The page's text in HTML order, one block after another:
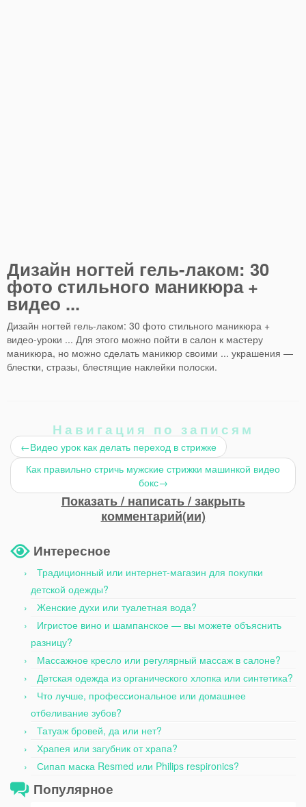
Дизайн ногтей гель-лаком: 30
фото стильного маникюра +
видео ...
Дизайн ногтей гель-лаком: 30 фото стильного маникюра +
видео-уроки ... Для этого можно пойти в салон к мастеру
маникюра, но можно сделать маникюр своими ... украшения —
блестки, стразы, блестящие наклейки полоски.
Навигация по записям
←Видео урок как делать переход в стрижке
Как правильно стричь мужские стрижки машинкой видео
бокс→
Показать / написать / закрыть
комментарий(ии)
Интересное
Традиционный или интернет-магазин для покупки
детской одежды?
Женские духи или туалетная вода?
Игристое вино и шампанское — вы можете объяснить
разницу?
Массажное кресло или регулярный массаж в салоне?
Детская одежда из органического хлопка или синтетика?
Что лучше, профессиональное или домашнее
отбеливание зубов?
Татуаж бровей, да или нет?
Храпея или загубник от храпа?
Сипап маска Resmed или Philips respironics?
Популярное